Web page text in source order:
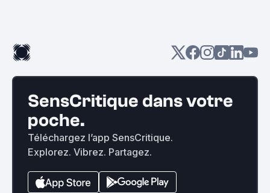
SensCritique dans votre
poche.
Téléchargez l’app SensCritique.
Explorez. Vibrez. Partagez.